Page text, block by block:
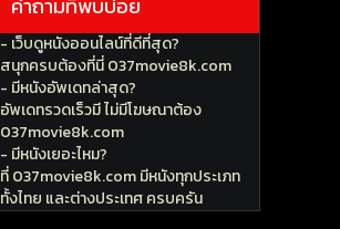
- เว็บดูหนังออนไลน์ที่ดีที่สุด?
สนุกครบต้องที่นี่ 037movie8k.com
- มีหนังอัพเดทล่าสุด?
อัพเดทรวดเร็วมี ไม่มีโฆษณาต้อง
037movie8k.com
- มีหนังเยอะไหม?
ที่ 037movie8k.com มีหนังทุกประเภท
ทั้งไทย และต่างประเทศ ครบครัน